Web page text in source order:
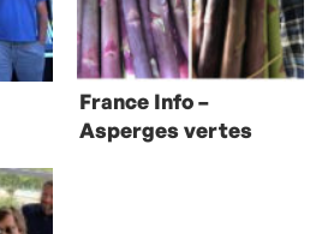
France Info –
Asperges vertes